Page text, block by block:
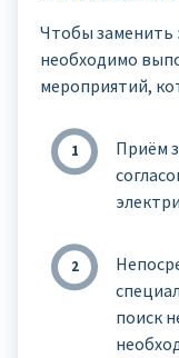
Чтобы заменить
необходимо
мероприятий,
Приём
поиск